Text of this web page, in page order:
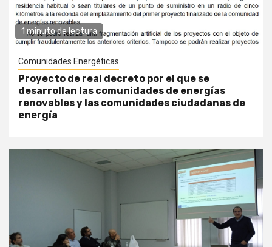
1 minuto de lectura
Comunidades Energéticas
Proyecto de real decreto por el que se
desarrollan las comunidades de energías
renovables y las comunidades ciudadanas de
energía